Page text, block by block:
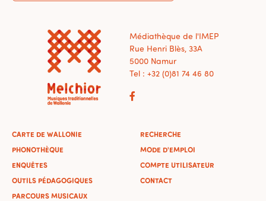
Médiathèque de l'IMEP
Rue Henri Blès, 33A
5000 Namur
Tel : +32 (0)81 74 46 80
CARTE DE WALLONIE
PHONOTHÈQUE
ENQUÊTES
OUTILS PÉDAGOGIQUES
PARCOURS MUSICAUX
RECHERCHE
MODE D'EMPLOI
COMPTE UTILISATEUR
CONTACT